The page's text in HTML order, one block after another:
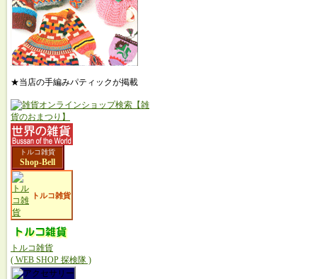
★当店の手編みパティックが掲載
トルコ雑貨
Shop-Bell
トルコ雑貨
トルコ雑貨
( WEB SHOP 探検隊 )